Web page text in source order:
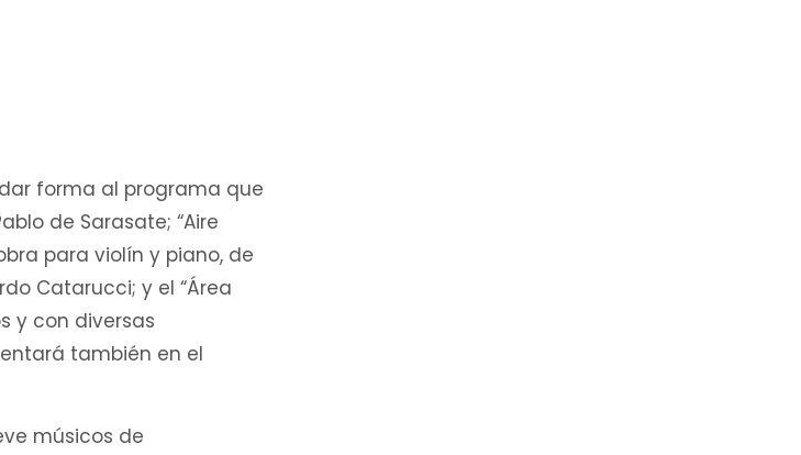
forma al programa que
de Sarasate; “Aire
para violín y piano, de
Catarucci; y el “Área
y con diversas
también en el
músicos de